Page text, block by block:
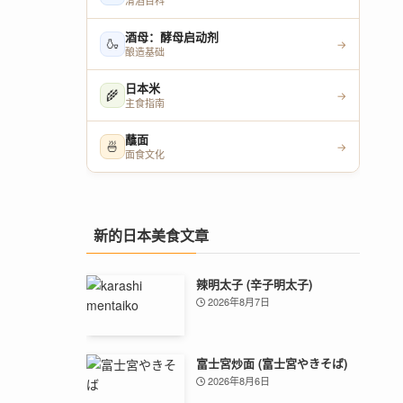
🍶 酒母：酵母启动剂
酿造基础
→
🌾 日本米
主食指南
→
🍜 蘸面
面食文化
→
新的日本美食文章
辣明太子 (辛子明太子)
2026年8月7日
富士宮炒面 (富士宮やきそば)
2026年8月6日